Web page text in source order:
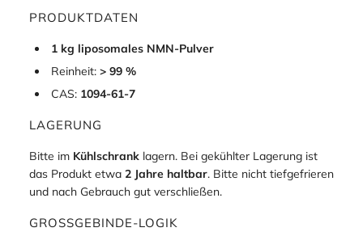
PRODUKTDATEN
1 kg liposomales NMN-Pulver
Reinheit: > 99 %
CAS: 1094-61-7
LAGERUNG
Bitte im Kühlschrank lagern. Bei gekühlter Lagerung ist
das Produkt etwa 2 Jahre haltbar. Bitte nicht tiefgefrieren
und nach Gebrauch gut verschließen.
GROSSGEBINDE-LOGIK